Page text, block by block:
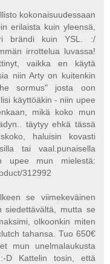
kokonaisuudessaan
erilaista kuin yleensä,
brändi kuin YSL. :/
irrottelua luvassa!
vaikka en käytä
niin Arty on kuitenkin
sormus" josta oon
käyttöäkin - niin upee
mikä koko mun
täytyy ehkä tässä
haluisin kovasti
tai vaal.punaisella
upee mun mielestä:
312992
se viimekeväinen
siedettävältä, mutta se
olkoonkin miten
tahansa. Tuo 650€
mun unelmalaukusta
D Kattelin tosin, että